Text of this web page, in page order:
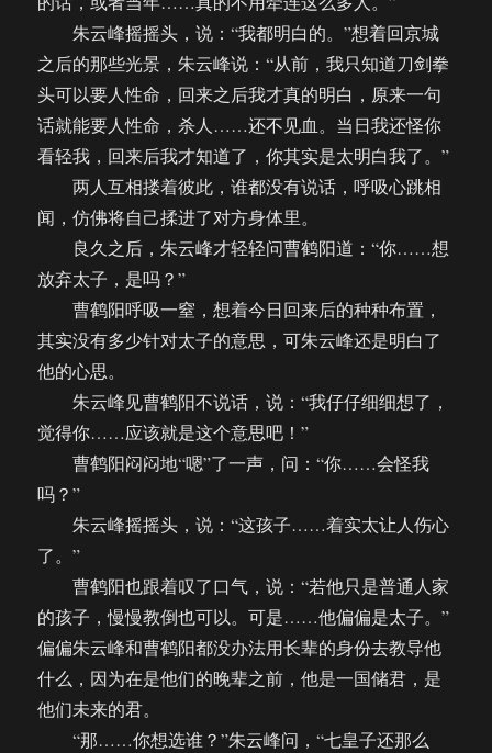
朱云峰摇摇头，说：“我都明白的。”想着回京城
之后的那些光景，朱云峰说：“从前，我只知道刀剑拳
头可以要人性命，回来之后我才真的明白，原来一句
话就能要人性命，杀人……还不见血。当日我还怪你
看轻我，回来后我才知道了，你其实是太明白我了。”
两人互相搂着彼此，谁都没有说话，呼吸心跳相
闻，仿佛将自己揉进了对方身体里。
良久之后，朱云峰才轻轻问曹鹤阳道：“你……想
放弃太子，是吗？”
曹鹤阳呼吸一窒，想着今日回来后的种种布置，
其实没有多少针对太子的意思，可朱云峰还是明白了
他的心思。
朱云峰见曹鹤阳不说话，说：“我仔仔细细想了，
觉得你……应该就是这个意思吧！”
曹鹤阳闷闷地“嗯”了一声，问：“你……会怪我
吗？”
朱云峰摇摇头，说：“这孩子……着实太让人伤心
了。”
曹鹤阳也跟着叹了口气，说：“若他只是普通人家
的孩子，慢慢教倒也可以。可是……他偏偏是太子。”
偏偏朱云峰和曹鹤阳都没办法用长辈的身份去教导他
什么，因为在是他们的晚辈之前，他是一国储君，是
他们未来的君。
“那……你想选谁？”朱云峰问，“七皇子还那么